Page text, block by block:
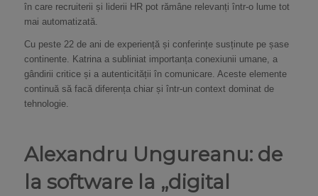
în care recruiterii și liderii HR pot rămâne relevanți într-o lume tot
mai automatizată.
Cu peste 22 de ani de experiență și conferințe susținute pe șase
continente. Katrina a subliniat importanța conexiunii umane, a
gândirii critice și a autenticității în comunicare. Aceste elemente
continuă să facă diferența chiar și într-un context dominat de
tehnologie.
Alexandru Ungureanu: de
la software la „digital